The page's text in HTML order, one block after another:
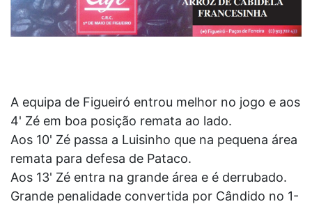
A equipa de Figueiró entrou melhor no jogo e aos
4' Zé em boa posição remata ao lado.
Aos 10' Zé passa a Luisinho que na pequena área
remata para defesa de Pataco.
Aos 13' Zé entra na grande área e é derrubado.
Grande penalidade convertida por Cândido no 1-